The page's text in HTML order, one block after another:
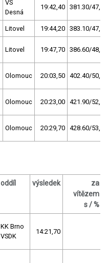
VS
Desná
19:42,40 381.30/47,6
Litovel 19:44,20 383.10/47,8
Litovel 19:47,70 386.60/48,3
Olomouc 20:03,50 402.40/50,2
Olomouc 20:23,00 421.90/52,7
Olomouc 20:29,70 428.60/53,5
oddíl výsledek
za
vítězem
s / %
KK Brno
VSDK
14:21,70